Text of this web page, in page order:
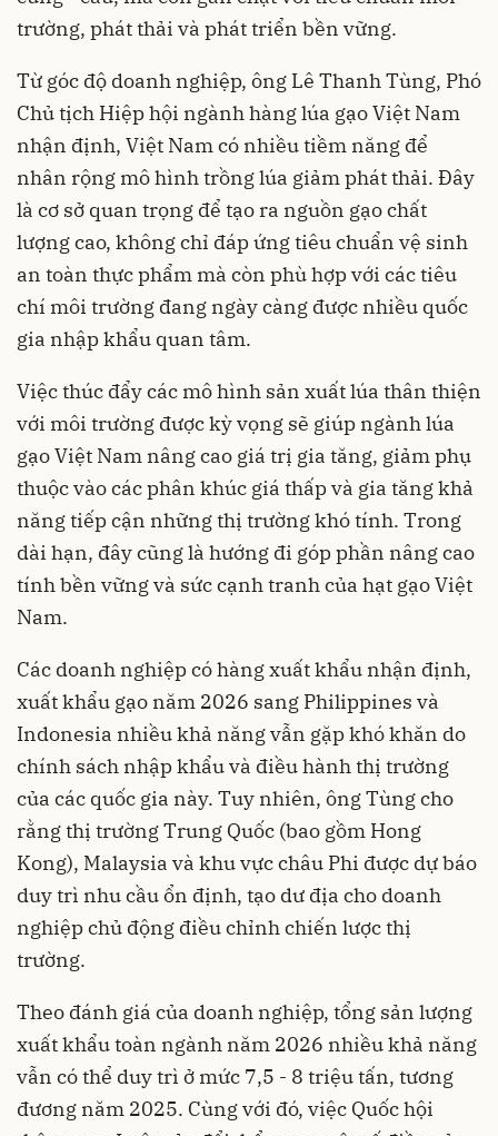
trường, phát thải và phát triển bền vững.
Từ góc độ doanh nghiệp, ông Lê Thanh Tùng, Phó
Chủ tịch Hiệp hội ngành hàng lúa gạo Việt Nam
nhận định, Việt Nam có nhiều tiềm năng để
nhân rộng mô hình trồng lúa giảm phát thải. Đây
là cơ sở quan trọng để tạo ra nguồn gạo chất
lượng cao, không chỉ đáp ứng tiêu chuẩn vệ sinh
an toàn thực phẩm mà còn phù hợp với các tiêu
chí môi trường đang ngày càng được nhiều quốc
gia nhập khẩu quan tâm.
Việc thúc đẩy các mô hình sản xuất lúa thân thiện
với môi trường được kỳ vọng sẽ giúp ngành lúa
gạo Việt Nam nâng cao giá trị gia tăng, giảm phụ
thuộc vào các phân khúc giá thấp và gia tăng khả
năng tiếp cận những thị trường khó tính. Trong
dài hạn, đây cũng là hướng đi góp phần nâng cao
tính bền vững và sức cạnh tranh của hạt gạo Việt
Nam.
Các doanh nghiệp có hàng xuất khẩu nhận định,
xuất khẩu gạo năm 2026 sang Philippines và
Indonesia nhiều khả năng vẫn gặp khó khăn do
chính sách nhập khẩu và điều hành thị trường
của các quốc gia này. Tuy nhiên, ông Tùng cho
rằng thị trường Trung Quốc (bao gồm Hong
Kong), Malaysia và khu vực châu Phi được dự báo
duy trì nhu cầu ổn định, tạo dư địa cho doanh
nghiệp chủ động điều chỉnh chiến lược thị
trường.
Theo đánh giá của doanh nghiệp, tổng sản lượng
xuất khẩu toàn ngành năm 2026 nhiều khả năng
vẫn có thể duy trì ở mức 7,5 - 8 triệu tấn, tương
đương năm 2025. Cùng với đó, việc Quốc hội